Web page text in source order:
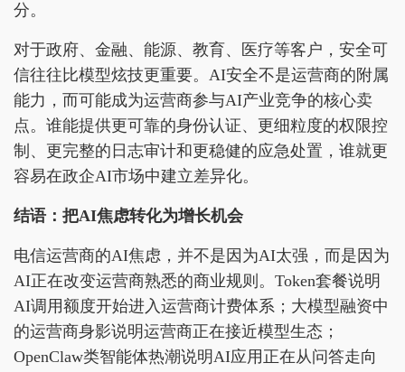
分。
对于政府、金融、能源、教育、医疗等客户，安全可
信往往比模型炫技更重要。AI安全不是运营商的附属
能力，而可能成为运营商参与AI产业竞争的核心卖
点。谁能提供更可靠的身份认证、更细粒度的权限控
制、更完整的日志审计和更稳健的应急处置，谁就更
容易在政企AI市场中建立差异化。
结语：把AI焦虑转化为增长机会
电信运营商的AI焦虑，并不是因为AI太强，而是因为
AI正在改变运营商熟悉的商业规则。Token套餐说明
AI调用额度开始进入运营商计费体系；大模型融资中
的运营商身影说明运营商正在接近模型生态；
OpenClaw类智能体热潮说明AI应用正在从问答走向